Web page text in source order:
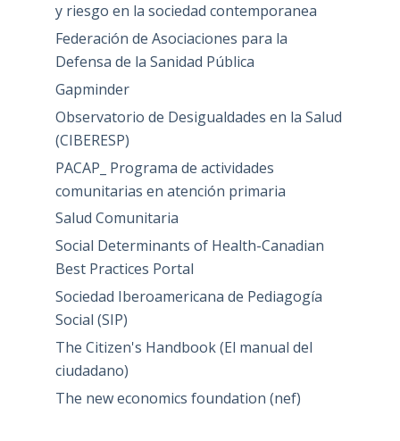
y riesgo en la sociedad contemporanea
Federación de Asociaciones para la
Defensa de la Sanidad Pública
Gapminder
Observatorio de Desigualdades en la Salud
(CIBERESP)
PACAP_ Programa de actividades
comunitarias en atención primaria
Salud Comunitaria
Social Determinants of Health-Canadian
Best Practices Portal
Sociedad Iberoamericana de Pediagogía
Social (SIP)
The Citizen's Handbook (El manual del
ciudadano)
The new economics foundation (nef)